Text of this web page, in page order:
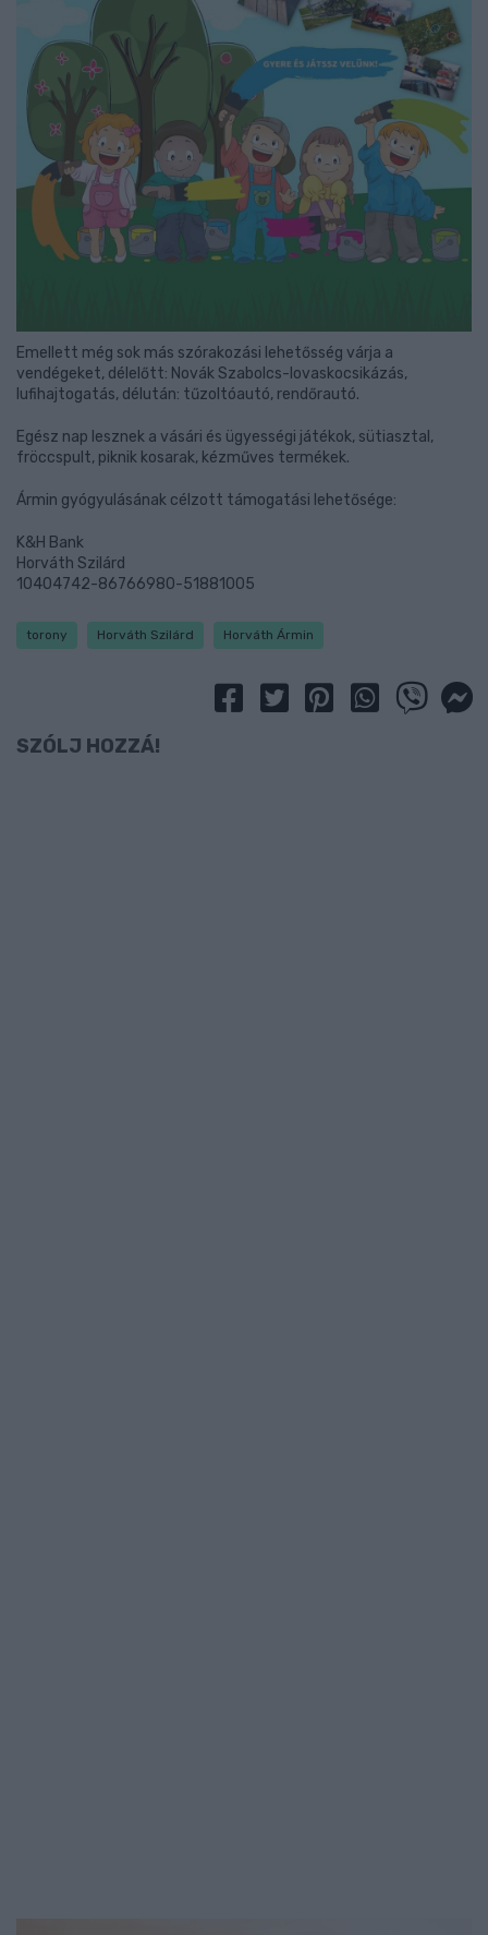
Emellett még sok más szórakozási lehetősség várja a
vendégeket, délelőtt: Novák Szabolcs-lovaskocsikázás,
lufihajtogatás, délután: tűzoltóautó, rendőrautó.
Egész nap lesznek a vásári és ügyességi játékok, sütiasztal,
fröccspult, piknik kosarak, kézműves termékek.
Ármin gyógyulásának célzott támogatási lehetősége:
K&H Bank
Horváth Szilárd
10404742-86766980-51881005
torony Horváth Szilárd Horváth Ármin
SZÓLJ HOZZÁ!